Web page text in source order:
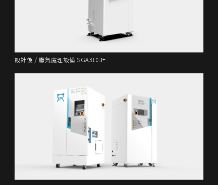
設計後 / 廢氣處理設備 SGA310B+